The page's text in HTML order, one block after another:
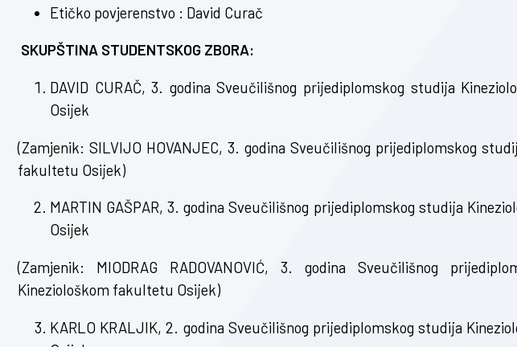
Etičko povjerenstvo : David Curač
SKUPŠTINA STUDENTSKOG ZBORA:
DAVID CURAČ, 3. godina Sveučilišnog prijediplomskog studija
Osijek
(Zamjenik: SILVIJO HOVANJEC, 3. godina Sveučilišnog prijediplomskog
fakultetu Osijek)
MARTIN GAŠPAR, 3. godina Sveučilišnog prijediplomskog studija
Osijek
(Zamjenik: MIODRAG RADOVANOVIĆ, 3. godina Sveučilišnog
Kineziološkom fakultetu Osijek)
KARLO KRALJIK, 2. godina Sveučilišnog prijediplomskog studija